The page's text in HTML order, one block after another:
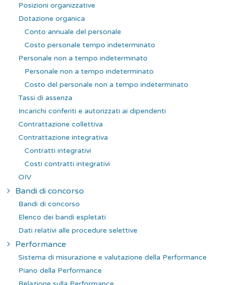
Posizioni organizzative
Dotazione organica
Conto annuale del personale
Costo personale tempo indeterminato
Personale non a tempo indeterminato
Personale non a tempo indeterminato
Costo del personale non a tempo indeterminato
Tassi di assenza
Incarichi conferiti e autorizzati ai dipendenti
Contrattazione collettiva
Contrattazione integrativa
Contratti integrativi
Costi contratti integrativi
OIV
Bandi di concorso
Bandi di concorso
Elenco dei bandi espletati
Dati relativi alle procedure selettive
Performance
Sistema di misurazione e valutazione della Performance
Piano della Performance